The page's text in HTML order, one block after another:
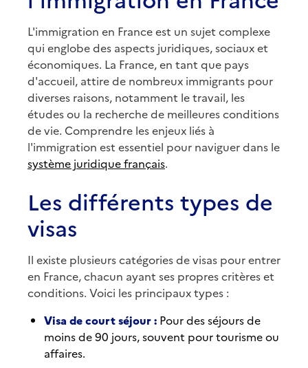
L'immigration en France est un sujet complexe
qui englobe des aspects juridiques, sociaux et
économiques. La France, en tant que pays
d'accueil, attire de nombreux immigrants pour
diverses raisons, notamment le travail, les
études ou la recherche de meilleures conditions
de vie. Comprendre les enjeux liés à
l'immigration est essentiel pour naviguer dans le
système juridique français.
Les différents types de
visas
Il existe plusieurs catégories de visas pour entrer
en France, chacun ayant ses propres critères et
conditions. Voici les principaux types :
Visa de court séjour : Pour des séjours de
moins de 90 jours, souvent pour tourisme ou
affaires.